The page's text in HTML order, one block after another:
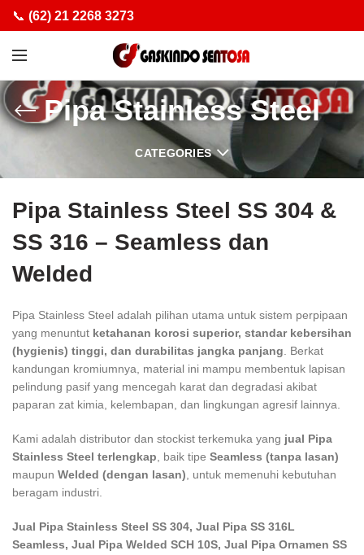
📞 (62) 21 2268 3273
Pipa Stainless Steel
CATEGORIES
Pipa Stainless Steel SS 304 &
SS 316 – Seamless dan
Welded
Pipa Stainless Steel adalah pilihan utama untuk sistem perpipaan
yang menuntut ketahanan korosi superior, standar kebersihan
(hygienis) tinggi, dan durabilitas jangka panjang . Berkat
kandungan kromiumnya, material ini mampu membentuk lapisan
pelindung pasif yang mencegah karat dan degradasi akibat
paparan zat kimia, kelembapan, dan lingkungan agresif lainnya.
Kami adalah distributor dan stockist terkemuka yang jual Pipa
Stainless Steel terlengkap , baik tipe Seamless (tanpa lasan)
maupun Welded (dengan lasan) , untuk memenuhi kebutuhan
beragam industri.
Jual Pipa Stainless Steel SS 304, Jual Pipa SS 316L
Seamless, Jual Pipa Welded SCH 10S, Jual Pipa Ornamen SS